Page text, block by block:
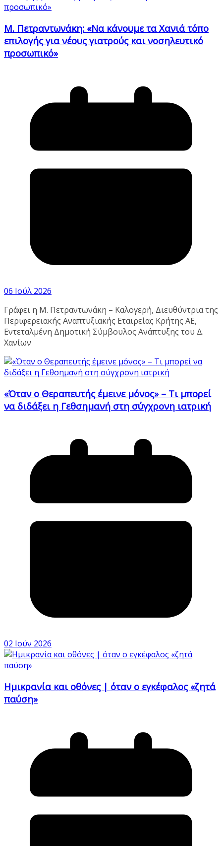
Μ. Πετραντωνάκη: «Να κάνουμε τα Χανιά τόπο
επιλογής για νέους γιατρούς και νοσηλευτικό
προσωπικό»
06 Ιούλ 2026
Γράφει η Μ. Πετραντωνάκη – Καλογερή, Διευθύντρια της
Περιφερειακής Αναπτυξιακής Εταιρείας Κρήτης ΑΕ,
Εντεταλμένη Δημοτική Σύμβουλος Ανάπτυξης του Δ.
Χανίων
«Όταν ο Θεραπευτής έμεινε μόνος» – Τι μπορεί
να διδάξει η Γεθσημανή στη σύγχρονη ιατρική
02 Ιούν 2026
Ημικρανία και οθόνες | όταν ο εγκέφαλος «ζητά
παύση»